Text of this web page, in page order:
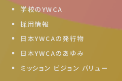
学校のYWCA
採用情報
日本YWCAの発行物
日本YWCAのあゆみ
ミッション ビジョン バリュー